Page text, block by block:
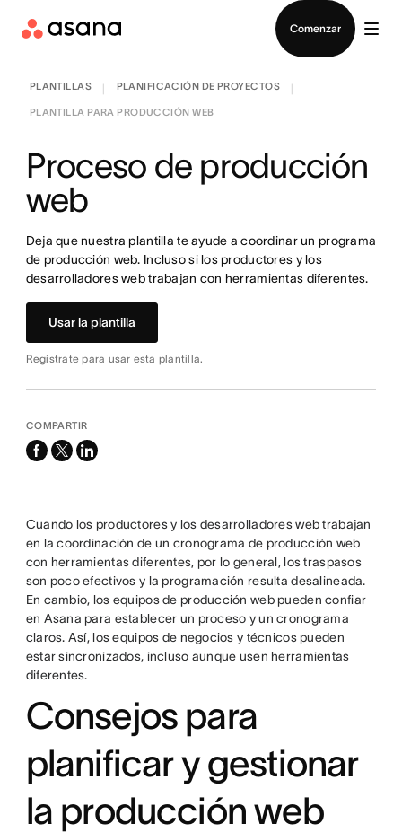
Comenzar
PLANTILLAS PLANIFICACIÓN DE PROYECTOS
PLANTILLA PARA PRODUCCIÓN WEB
Proceso de producción
web
Deja que nuestra plantilla te ayude a coordinar un programa
de producción web. Incluso si los productores y los
desarrolladores web trabajan con herramientas diferentes.
Usar la plantilla
Regístrate para usar esta plantilla.
COMPARTIR
facebook
x-
linkedin
Cuando los productores y los desarrolladores web trabajan
en la coordinación de un cronograma de producción web
con herramientas diferentes, por lo general, los traspasos
son poco efectivos y la programación resulta desalineada.
En cambio, los equipos de producción web pueden confiar
en Asana para establecer un proceso y un cronograma
claros. Así, los equipos de negocios y técnicos pueden
estar sincronizados, incluso aunque usen herramientas
diferentes.
Consejos para
planificar y gestionar
la producción web